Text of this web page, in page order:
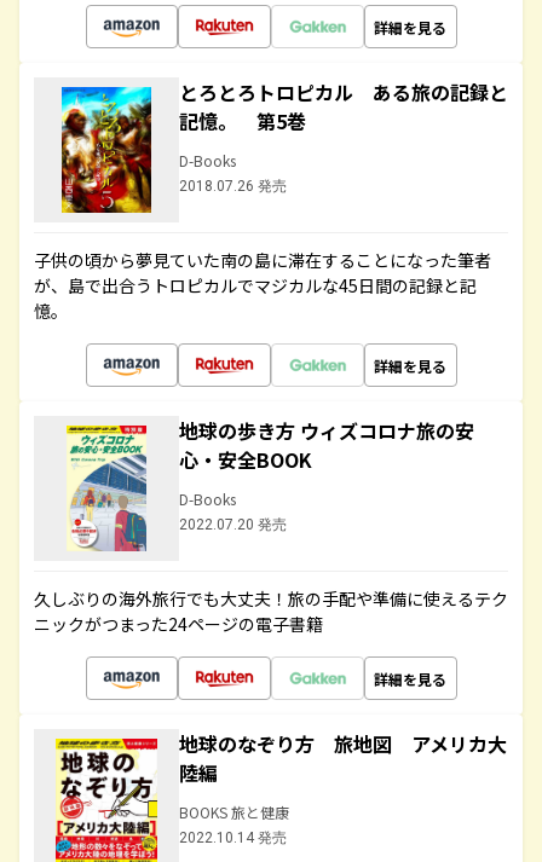
詳細を見る
とろとろトロピカル ある旅の記録と
記憶。 第5巻
D-Books
2018.07.26 発売
子供の頃から夢見ていた南の島に滞在することになった筆者
が、島で出合うトロピカルでマジカルな45日間の記録と記
憶。
詳細を見る
地球の歩き方 ウィズコロナ旅の安
心・安全BOOK
D-Books
2022.07.20 発売
久しぶりの海外旅行でも大丈夫！旅の手配や準備に使えるテク
ニックがつまった24ページの電子書籍
詳細を見る
地球のなぞり方 旅地図 アメリカ大
陸編
BOOKS 旅と健康
2022.10.14 発売